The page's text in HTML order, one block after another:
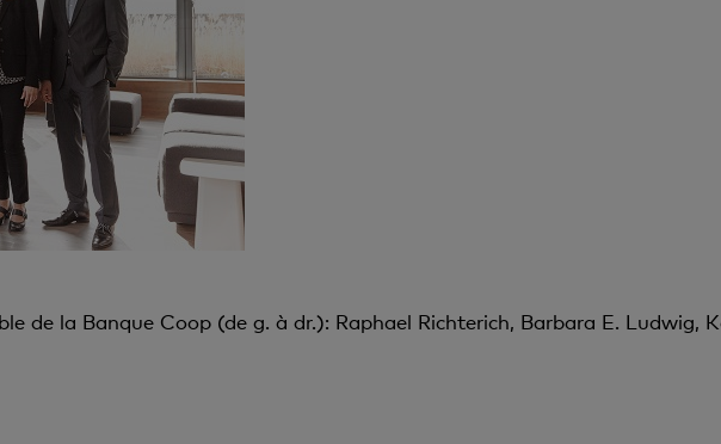
de la Banque Coop (de g. à dr.): Raphael Richterich, Barbara E. Ludwig,